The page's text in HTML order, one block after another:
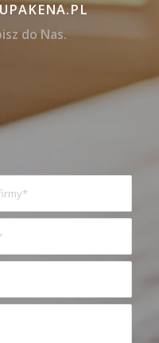
do Nas.